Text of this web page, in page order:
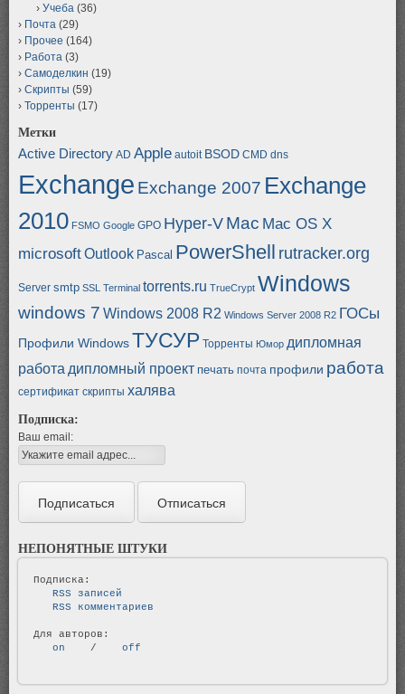
Учеба (36)
Почта (29)
Прочее (164)
Работа (3)
Самоделкин (19)
Скрипты (59)
Торренты (17)
Метки
Active Directory AD Apple autoit BSOD CMD dns
Exchange Exchange 2007 Exchange
2010 FSMO Google GPO Hyper-V Mac Mac OS X
microsoftOutlook Pascal PowerShell rutracker.org
Server smtp SSL Terminal torrents.ru TrueCrypt Windows
windows 7 Windows 2008 R2 Windows Server 2008 R2 ГОСы
Профили WindowsТУСУР Торренты Юмор дипломная
работа дипломный проект печать почта профили работа
сертификат скрипты халява
Подписка:
Ваш email:
НЕПОНЯТНЫЕ ШТУКИ
   RSS записей
   RSS комментариев
   on
/
   off